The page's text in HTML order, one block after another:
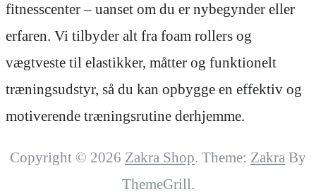
fitnesscenter – uanset om du er nybegynder eller
erfaren. Vi tilbyder alt fra foam rollers og
vægtveste til elastikker, måtter og funktionelt
træningsudstyr, så du kan opbygge en effektiv og
motiverende træningsrutine derhjemme.
Copyright © 2026 Zakra Shop. Theme: Zakra By
ThemeGrill.